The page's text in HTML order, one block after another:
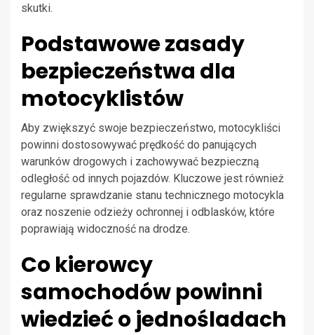
skutki.
Podstawowe zasady
bezpieczeństwa dla
motocyklistów
Aby zwiększyć swoje bezpieczeństwo, motocykliści
powinni dostosowywać prędkość do panujących
warunków drogowych i zachowywać bezpieczną
odległość od innych pojazdów. Kluczowe jest również
regularne sprawdzanie stanu technicznego motocykla
oraz noszenie odzieży ochronnej i odblasków, które
poprawiają widoczność na drodze.
Co kierowcy
samochodów powinni
wiedzieć o jednośladach